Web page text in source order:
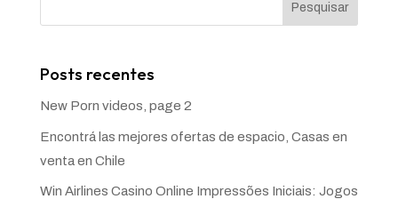
Pesquisar
Posts recentes
New Porn videos, page 2
Encontrá las mejores ofertas de espacio, Casas en
venta en Chile
Win Airlines Casino Online Impressões Iniciais: Jogos